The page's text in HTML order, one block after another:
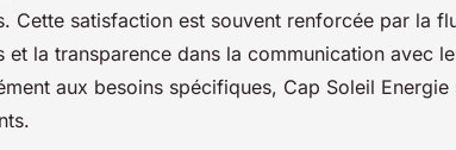
Cette satisfaction est souvent renforcée par la
la transparence dans la communication avec
aux besoins spécifiques, Cap Soleil Energie